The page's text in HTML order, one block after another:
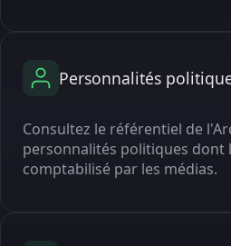
Personnalités
Consultez le référentiel de
personnalités politiques dont
comptabilisé par les médias.